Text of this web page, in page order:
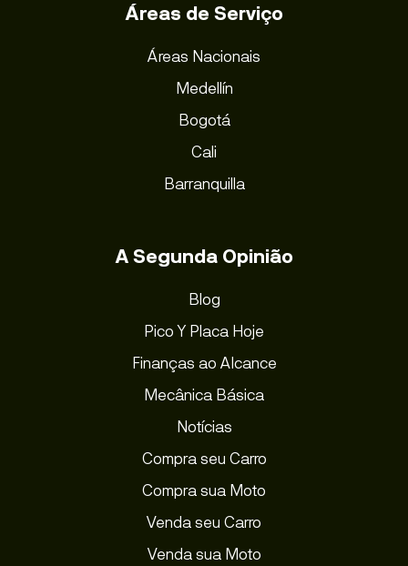
Áreas de Serviço
Áreas Nacionais
Medellín
Bogotá
Cali
Barranquilla
A Segunda Opinião
Blog
Pico Y Placa Hoje
Finanças ao Alcance
Mecânica Básica
Notícias
Compra seu Carro
Compra sua Moto
Venda seu Carro
Venda sua Moto